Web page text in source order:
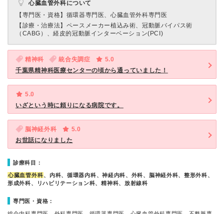
心臓血管外科について
【専門医・資格】 循環器専門医、心臓血管外科専門医
【診療・治療法】 ペースメーカー植込み術、冠動脈バイパス術
（CABG）、経皮的冠動脈インターベーション(PCI)
精神科 統合失調症
5.0
千葉県精神科医療センターの頃から通っていました！
5.0
いざという時に頼りになる病院です。
脳神経外科
5.0
お世話になりました
診療科目：
心臓血管外科、内科、循環器内科、神経内科、外科、脳神経外科、整形外科、
形成外科、リハビリテーション科、精神科、放射線科
専門医・資格：